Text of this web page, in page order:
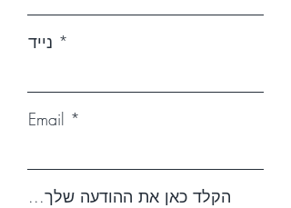
נייד
Email
...הקלד כאן את ההודעה שלך